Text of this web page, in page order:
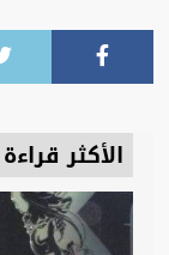
الأكثر قراءة